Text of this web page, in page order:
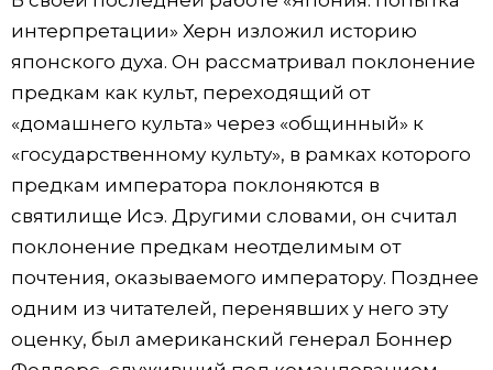
интерпретации» Херн изложил историю
японского духа. Он рассматривал поклонение
предкам как культ, переходящий от
«домашнего культа» через «общинный» к
«государственному культу», в рамках которого
предкам императора поклоняются в
святилище Исэ. Другими словами, он считал
поклонение предкам неотделимым от
почтения, оказываемого императору. Позднее
одним из читателей, перенявших у него эту
оценку, был американский генерал Боннер